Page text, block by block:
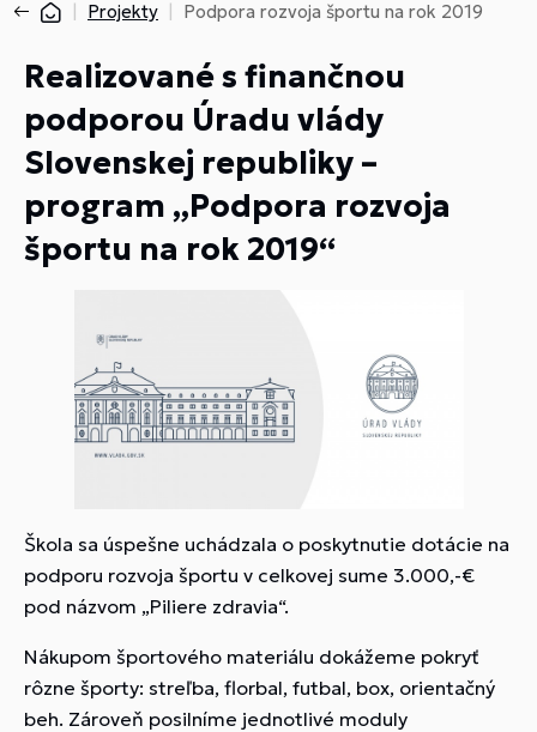
Projekty Podpora rozvoja športu na rok 2019
Realizované s finančnou
podporou Úradu vlády
Slovenskej republiky –
program „Podpora rozvoja
športu na rok 2019“
Škola sa úspešne uchádzala o poskytnutie dotácie na
podporu rozvoja športu v celkovej sume 3.000,-€
pod názvom „Piliere zdravia“.
Nákupom športového materiálu dokážeme pokryť
rôzne športy: streľba, florbal, futbal, box, orientačný
beh. Zároveň posilníme jednotlivé moduly